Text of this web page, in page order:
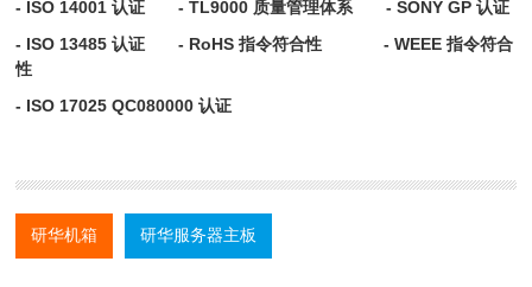
- ISO 14001 认证 - TL9000 质量管理体系- SONY GP 认证
- ISO 13485 认证 - RoHS 指令符合性- WEEE 指令符合
性
- ISO 17025 QC080000 认证
研华机箱 研华服务器主板